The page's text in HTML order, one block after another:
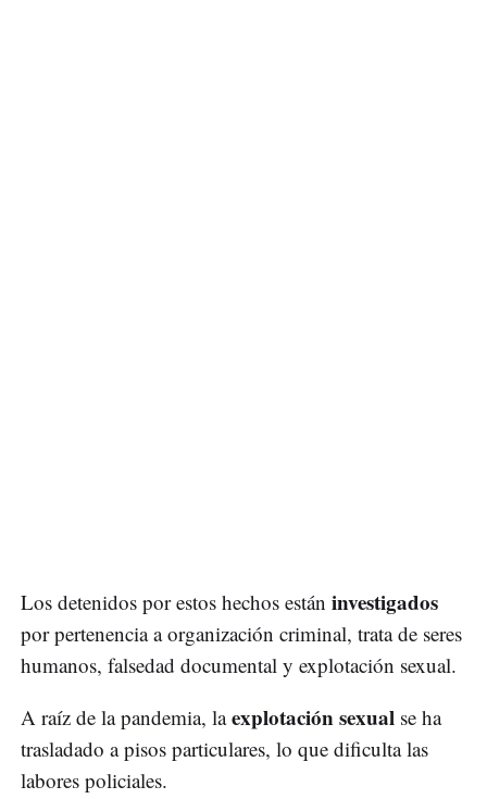
Los detenidos por estos hechos están investigados
por pertenencia a organización criminal, trata de seres
humanos, falsedad documental y explotación sexual.
A raíz de la pandemia, laexplotación sexual se ha
trasladado a pisos particulares, lo que dificulta las
labores policiales.